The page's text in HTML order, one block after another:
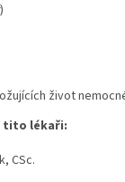
)
život
tito lékaři:
CSc.